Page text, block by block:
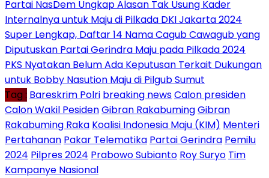
Partai NasDem Ungkap Alasan Tak Usung Kader
Internalnya untuk Maju di Pilkada DKI Jakarta 2024
Super Lengkap, Daftar 14 Nama Cagub Cawagub yang
Diputuskan Partai Gerindra Maju pada Pilkada 2024
PKS Nyatakan Belum Ada Keputusan Terkait Dukungan
untuk Bobby Nasution Maju di Pilgub Sumut
Tag : Bareskrim Polri breaking newsCalon presiden
Calon Wakil PesidenGibran RakabumingGibran
Rakabuming Raka Koalisi Indonesia Maju (KIM) Menteri
Pertahanan Pakar Telematika Partai Gerindra Pemilu
2024 Pilpres 2024 Prabowo Subianto Roy Suryo Tim
Kampanye Nasional